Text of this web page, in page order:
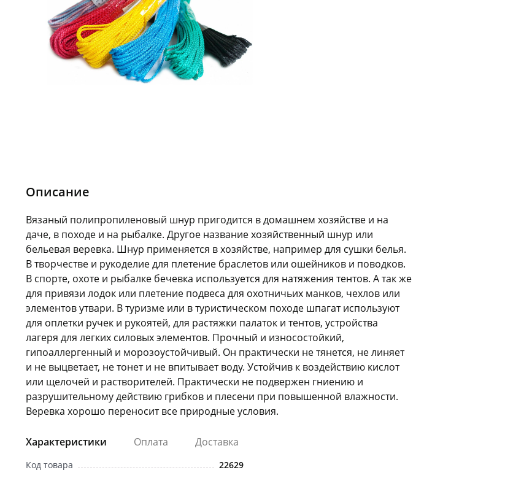
Описание
Вязаный полипропиленовый шнур пригодится в домашнем хозяйстве и на
даче, в походе и на рыбалке. Другое название хозяйственный шнур или
бельевая веревка. Шнур применяется в хозяйстве, например для сушки белья.
В творчестве и рукоделие для плетение браслетов или ошейников и поводков.
В спорте, охоте и рыбалке бечевка используется для натяжения тентов. А так же
для привязи лодок или плетение подвеса для охотничьих манков, чехлов или
элементов утвари. В туризме или в туристическом походе шпагат используют
для оплетки ручек и рукоятей, для растяжки палаток и тентов, устройства
лагеря для легких силовых элементов. Прочный и износостойкий,
гипоаллергенный и морозоустойчивый. Он практически не тянется, не линяет
и не выцветает, не тонет и не впитывает воду. Устойчив к воздействию кислот
или щелочей и растворителей. Практически не подвержен гниению и
разрушительному действию грибков и плесени при повышенной влажности.
Веревка хорошо переносит все природные условия.
Характеристики Оплата Доставка
Код товара
22629
Получайте товар
Оставшиеся75% будут
с вашей картыпо25%
Подробнееоб оплате Плайтом